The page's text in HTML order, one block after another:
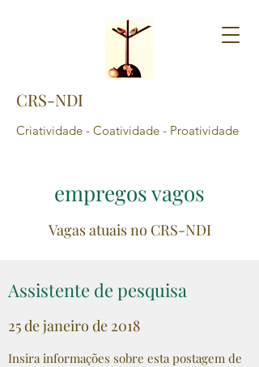
CRS-NDI
Criatividade - Coatividade - Proatividade
empregos vagos
Vagas atuais no CRS-NDI
Assistente de pesquisa
25 de janeiro de 2018
Insira informações sobre esta postagem de